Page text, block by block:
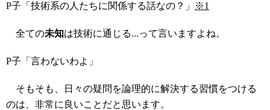
P子「技術系の人たちに関係する話なの？」 ※1
全ての未知は技術に通じる...って言いますよね。
P子「言わないわよ」
そもそも、日々の疑問を論理的に解決する習慣をつける
のは、非常に良いことだと思います。